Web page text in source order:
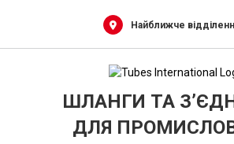
Найближче
ШЛАНГИ ТА
ДЛЯ